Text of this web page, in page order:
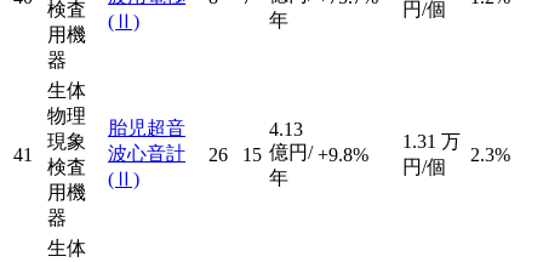
検査
用機
器
(Ⅱ)
年
円/個
41
生体
物理
現象
検査
用機
器
胎児超音
波心音計
(Ⅱ)
26 15
4.13
億円/
年
+9.8%
1.31 万
円/個
2.3%
生体